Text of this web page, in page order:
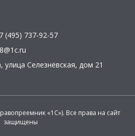
(495) 737-92-57
, улица Селезнёвская, дом 21
«1С»). Все права на сайт
защищены